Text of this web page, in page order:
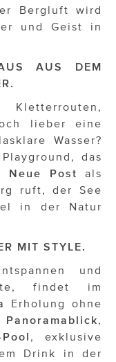
Bergluft wird
und Geist in
AUS DEM
lieber eine
Wasser?
das
Neue Post als
ruft, der See
in der Natur
MIT STYLE.
und
findet im
Erholung ohne
,
, exklusive
Drink in der